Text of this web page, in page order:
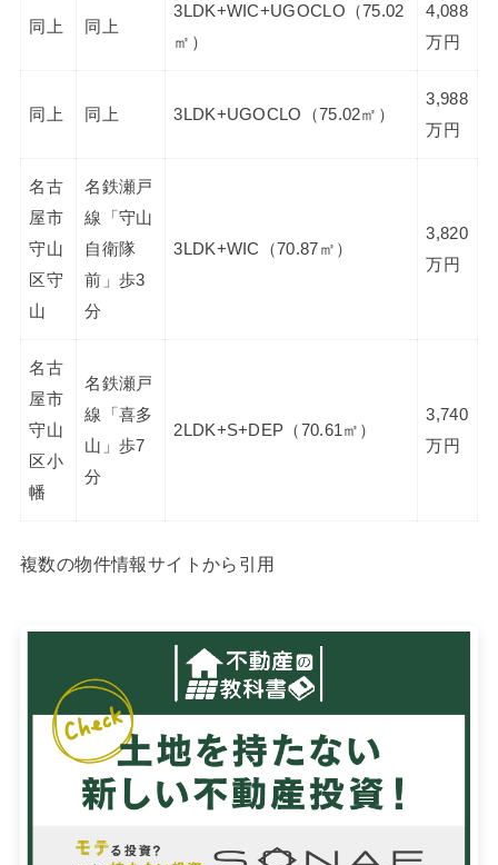
同上 同上
3LDK+WIC+UGOCLO（75.02
㎡）
4,088
万円
同上 同上 3LDK+UGOCLO（75.02㎡）
3,988
万円
名古
屋市
守山
区守
山
名鉄瀬戸
線「守山
自衛隊
前」歩3
分
3LDK+WIC（70.87㎡）
3,820
万円
名古
屋市
守山
区小
幡
名鉄瀬戸
線「喜多
山」歩7
分
2LDK+S+DEP（70.61㎡）
3,740
万円
複数の物件情報サイトから引用